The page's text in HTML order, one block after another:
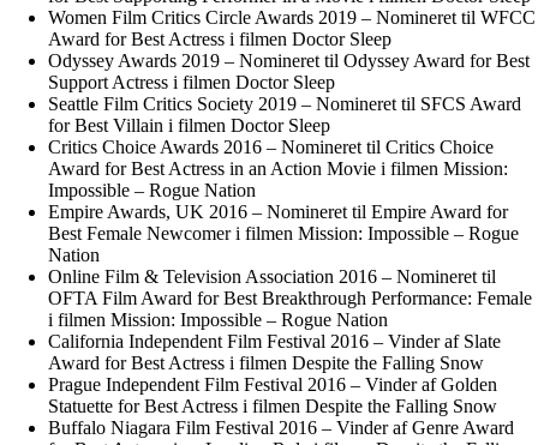
Women Film Critics Circle Awards 2019 – Nomineret til WFCC
Award for Best Actress i filmen Doctor Sleep
Odyssey Awards 2019 – Nomineret til Odyssey Award for Best
Support Actress i filmen Doctor Sleep
Seattle Film Critics Society 2019 – Nomineret til SFCS Award
for Best Villain i filmen Doctor Sleep
Critics Choice Awards 2016 – Nomineret til Critics Choice
Award for Best Actress in an Action Movie i filmen Mission:
Impossible – Rogue Nation
Empire Awards, UK 2016 – Nomineret til Empire Award for
Best Female Newcomer i filmen Mission: Impossible – Rogue
Nation
Online Film & Television Association 2016 – Nomineret til
OFTA Film Award for Best Breakthrough Performance: Female
i filmen Mission: Impossible – Rogue Nation
California Independent Film Festival 2016 – Vinder af Slate
Award for Best Actress i filmen Despite the Falling Snow
Prague Independent Film Festival 2016 – Vinder af Golden
Statuette for Best Actress i filmen Despite the Falling Snow
Buffalo Niagara Film Festival 2016 – Vinder af Genre Award